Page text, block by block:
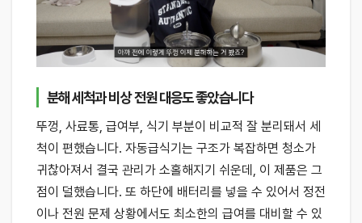
분해 세척과 비상 전원 대응도 좋았습니다
뚜껑, 사료통, 급여부, 식기 부분이 비교적 잘 분리돼서 세
척이 편했습니다. 자동급식기는 구조가 복잡하면 청소가
귀찮아져서 결국 관리가 소홀해지기 쉬운데, 이 제품은 그
점이 덜했습니다. 또 하단에 배터리를 넣을 수 있어서 정전
이나 전원 문제 상황에서도 최소한의 급여를 대비할 수 있